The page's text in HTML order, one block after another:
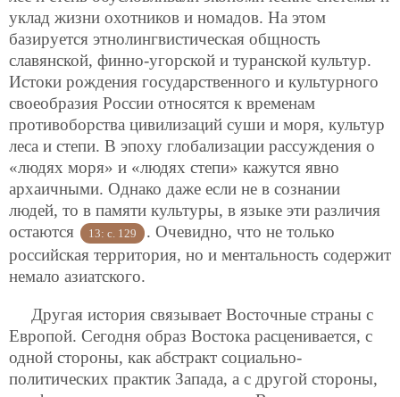
уклад жизни охотников и номадов. На этом
базируется этнолингвистическая общность
славянской, финно-угорской и туранской культур.
Истоки рождения государственного и культурного
своеобразия России относятся к временам
противоборства цивилизаций суши и моря, культур
леса и степи. В эпоху глобализации рассуждения о
«людях моря» и «людях степи» кажутся явно
архаичными. Однако даже если не в сознании
людей, то в памяти культуры, в языке эти различия
остаются
13: с. 129
. Очевидно, что не только
российская территория, но и ментальность содержит
немало азиатского.
Другая история связывает Восточные страны с
Европой. Сегодня образ Востока расценивается, с
одной стороны, как абстракт социально-
политических практик Запада, а с другой стороны,